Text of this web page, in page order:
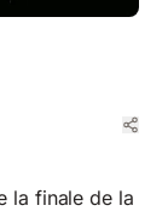
la finale de la